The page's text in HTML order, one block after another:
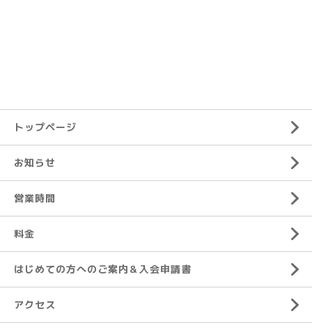
トップページ
お知らせ
営業時間
料金
はじめての方へのご案内＆入会申請書
アクセス